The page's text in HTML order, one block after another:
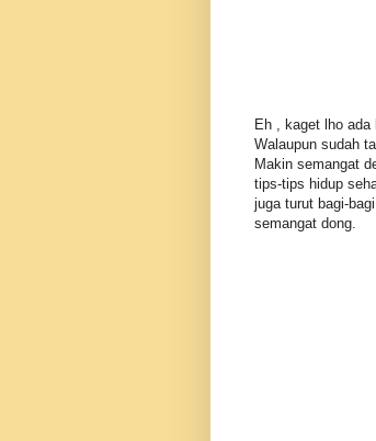
Eh , kaget lho ada
Walaupun sudah
Makin semangat
tips-tips hidup
juga turut bagi-
semangat dong.